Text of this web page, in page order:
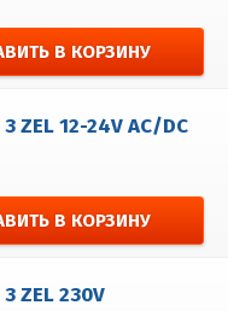
В КОРЗИНУ
ZEL 12-24V AC/DC
В КОРЗИНУ
ZEL 230V